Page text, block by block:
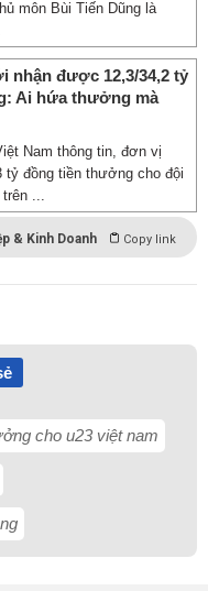
môn Bùi Tiến Dũng là
nhận được 12,3/34,2 tỷ
Ai hứa thưởng mà
Nam thông tin, đơn vị
đồng tiền thưởng cho đội
...
& Kinh Doanh Copy link
cho u23 việt nam